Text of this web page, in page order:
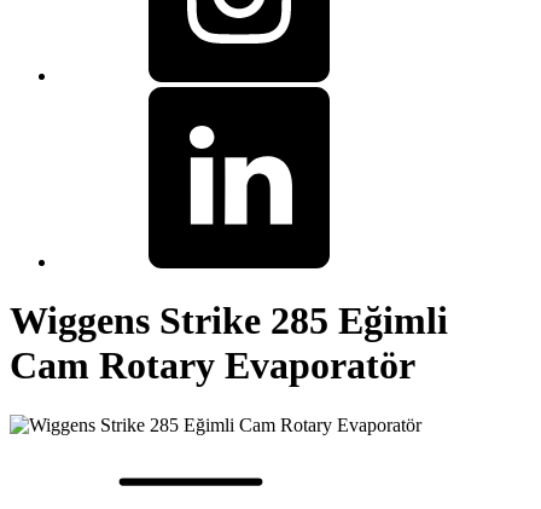
Wiggens Strike 285 Eğimli
Cam Rotary Evaporatör